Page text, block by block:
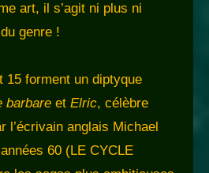
art, il s’agit ni plus ni
genre !
15 forment un diptyque
barbare et Elric, célèbre
l’écrivain anglais Michael
60 (LE CYCLE